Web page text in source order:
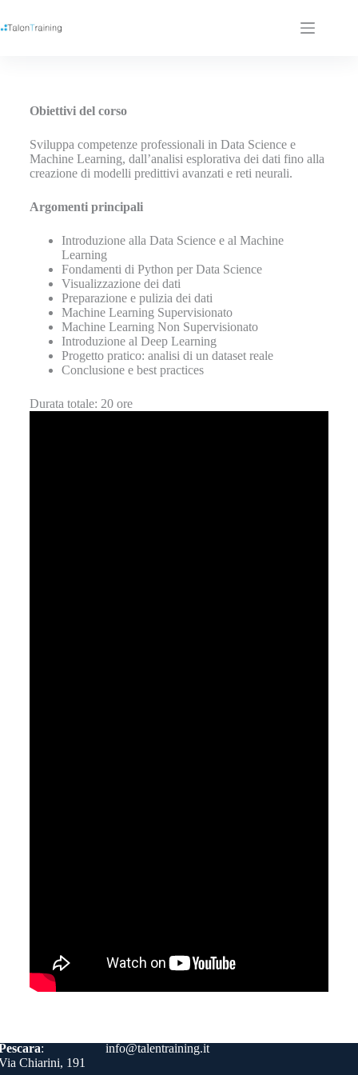
Obiettivi del corso
Sviluppa competenze professionali in Data Science e
Machine Learning, dall’analisi esplorativa dei dati fino alla
creazione di modelli predittivi avanzati e reti neurali.
Argomenti principali
Introduzione alla Data Science e al Machine
Learning
Fondamenti di Python per Data Science
Visualizzazione dei dati
Preparazione e pulizia dei dati
Machine Learning Supervisionato
Machine Learning Non Supervisionato
Introduzione al Deep Learning
Progetto pratico: analisi di un dataset reale
Conclusione e best practices
Durata totale: 20 ore
info@talentraining.it
:
Chiarini, 191